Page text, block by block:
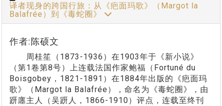
译者现身的跨国行旅：从《疤面玛歌》（Margot la
Balafrée）到《毒蛇圈》
作者:陈硕文
周桂笙（1873-1936）在1903年于《新小说》
（第1卷第8号）上连载法国作家鲍福（Fortuné du
Boisgobey，1821-1891）在1884年出版的《疤面玛
歌》（Margot la Balafrée），命名为《毒蛇圈》，由
趼廛主人（吴趼人，1866-1910）评点，连载至终刊